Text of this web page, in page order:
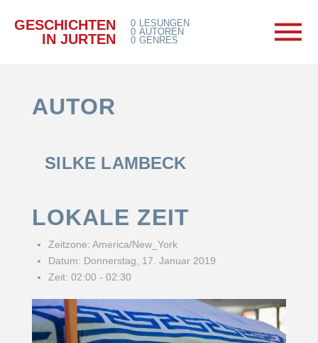
GESCHICHTEN
IN JURTEN
0
0
0
LESUNGEN
AUTOREN
GENRES
AUTOR
SILKE LAMBECK
LOKALE ZEIT
Zeitzone: America/New_York
Datum: Donnerstag, 17. Januar 2019
Zeit: 02:00 - 02:30